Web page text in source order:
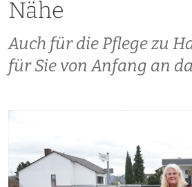
Nähe
Auch für die Pflege zu
für Sie von Anfang an da